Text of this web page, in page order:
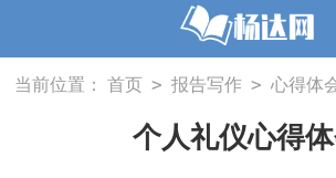
当前位置： 首页 > 报告写作 > 心得体
个人礼仪心得